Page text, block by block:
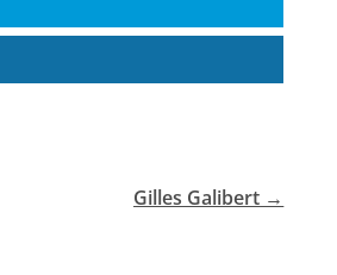
Gilles Galibert →